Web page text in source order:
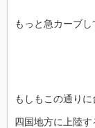
もっと急カーブし
もしもこの通りに
四国地方に上陸す